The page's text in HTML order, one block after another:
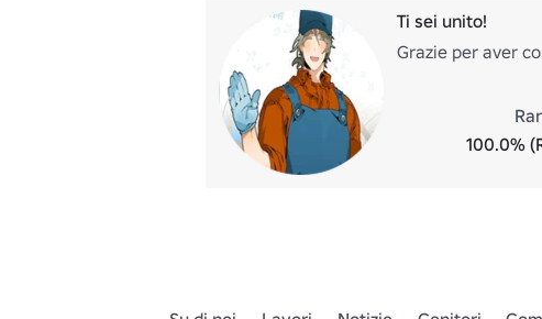
Ti sei unito!
Grazie per aver
100.0%